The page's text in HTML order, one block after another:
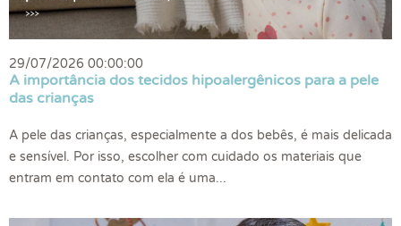
29/07/2026 00:00:00
A importância dos tecidos hipoalergênicos para a pele
das crianças
A pele das crianças, especialmente a dos bebês, é mais delicada
e sensível. Por isso, escolher com cuidado os materiais que
entram em contato com ela é uma...